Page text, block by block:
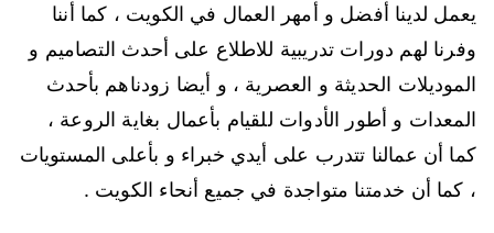
يعمل لدينا أفضل و أمهر العمال في الكويت ، كما أننا
وفرنا لهم دورات تدريبية للاطلاع على أحدث التصاميم و
الموديلات الحديثة و العصرية ، و أيضا زودناهم بأحدث
المعدات و أطور الأدوات للقيام بأعمال بغاية الروعة ،
كما أن عمالنا تتدرب على أيدي خبراء و بأعلى المستويات
، كما أن خدمتنا متواجدة في جميع أنحاء الكويت .